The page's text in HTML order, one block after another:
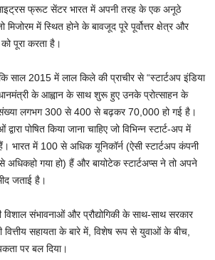
फ्रूट सेंटर भारत में अपनी तरह के एक अनूठे
में स्थित होने के बावजूद पूरे पूर्वोत्तर क्षेत्र और
पूरा करता है।
साल 2015 में लाल किले की प्राचीर से “स्टार्टअप इंडिया
के आह्वान के साथ शुरू हुए उनके प्रोत्साहन के
संख्या लगभग 300 से 400 से बढ़कर 70,000 हो गई है।
पोषित किया जाना चाहिए जो विभिन्न स्टार्ट-अप में
भारत में 100 से अधिक यूनिकॉर्न (ऐसी स्टार्टअप कंपनी
गया हो) हैं और बायोटेक स्टार्टअप्स ने तो अपने
जताई है।
विशाल संभावनाओं और प्रौद्योगिकी के साथ-साथ सरकार
वित्तीय सहायता के बारे में, विशेष रूप से युवाओं के बीच,
पर बल दिया।